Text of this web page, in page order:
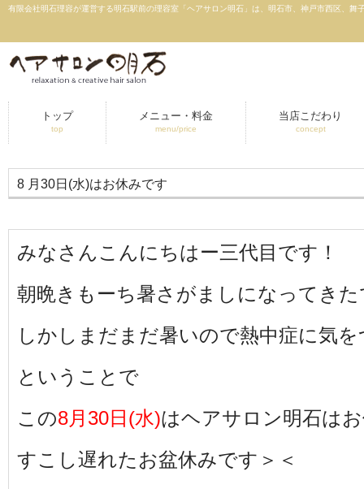
有限会社明石理容が運営する明石駅前の理容室「ヘアサロン明石」は、明石市、神戸市西区、
トップ
top
メニュー・料金
menu/price
当店こだわり
concept
8 月30日(水)はお休みです
みなさんこんにちはー三代目です！
朝晩きもーち暑さがましになってき
しかしまだまだ暑いので熱中症に気
ということで
この8月30日(水)はヘアサロン明石は
すこし遅れたお盆休みです＞＜